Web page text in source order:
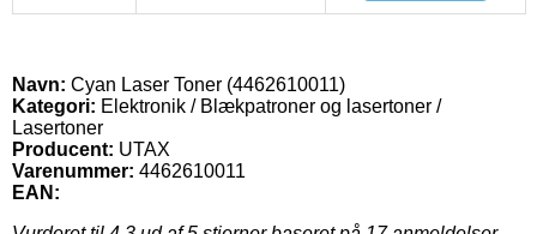
Navn: Cyan Laser Toner (4462610011)
Kategori: Elektronik / Blækpatroner og lasertoner /
Lasertoner
Producent: UTAX
Varenummer: 4462610011
EAN: